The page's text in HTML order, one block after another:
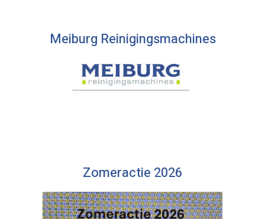
Meiburg Reinigingsmachines
Zomeractie 2026